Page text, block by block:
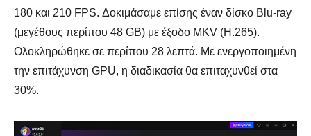
180 και 210 FPS. Δοκιμάσαμε επίσης έναν δίσκο Blu-ray
(μεγέθους περίπου 48 GB) με έξοδο MKV (H.265).
Ολοκληρώθηκε σε περίπου 28 λεπτά. Με ενεργοποιημένη
την επιτάχυνση GPU, η διαδικασία θα επιταχυνθεί στα
30%.